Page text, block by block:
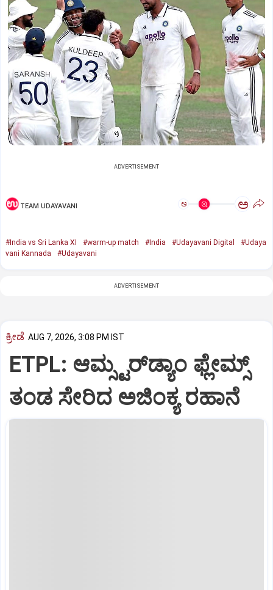
ADVERTISEMENT
TEAM UDAYAVANI ಅ ಅ
#India vs Sri Lanka XI #warm-up match #India #Udayavani Digital
#Udaya
vani Kannada
#Udayavani
ADVERTISEMENT
ಕ್ರೀಡೆ AUG 7, 2026, 3:08 PM IST
ETPL: ಆಮ್ಸ್ಟರ್‌ಡ್ಯಾಂ ಫ್ಲೇಮ್ಸ್‌
ತಂಡ ಸೇರಿದ ಅಜಿಂಕ್ಯ ರಹಾನೆ